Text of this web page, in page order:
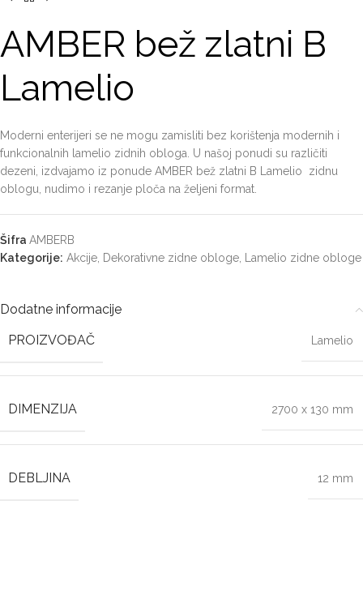
AMBER bež zlatni B
Lamelio
Moderni enterijeri se ne mogu zamisliti bez korištenja modernih i
funkcionalnih lamelio zidnih obloga. U našoj ponudi su različiti
dezeni, izdvajamo iz ponude AMBER bež zlatni B Lamelio zidnu
oblogu, nudimo i rezanje ploča na željeni format.
Šifra AMBERB
Kategorije: Akcije Dekorativne zidne obloge Lamelio zidne obloge
Dodatne informacije
PROIZVOĐAČ
Lamelio
DIMENZIJA 2700 x 130 mm
DEBLJINA 12 mm